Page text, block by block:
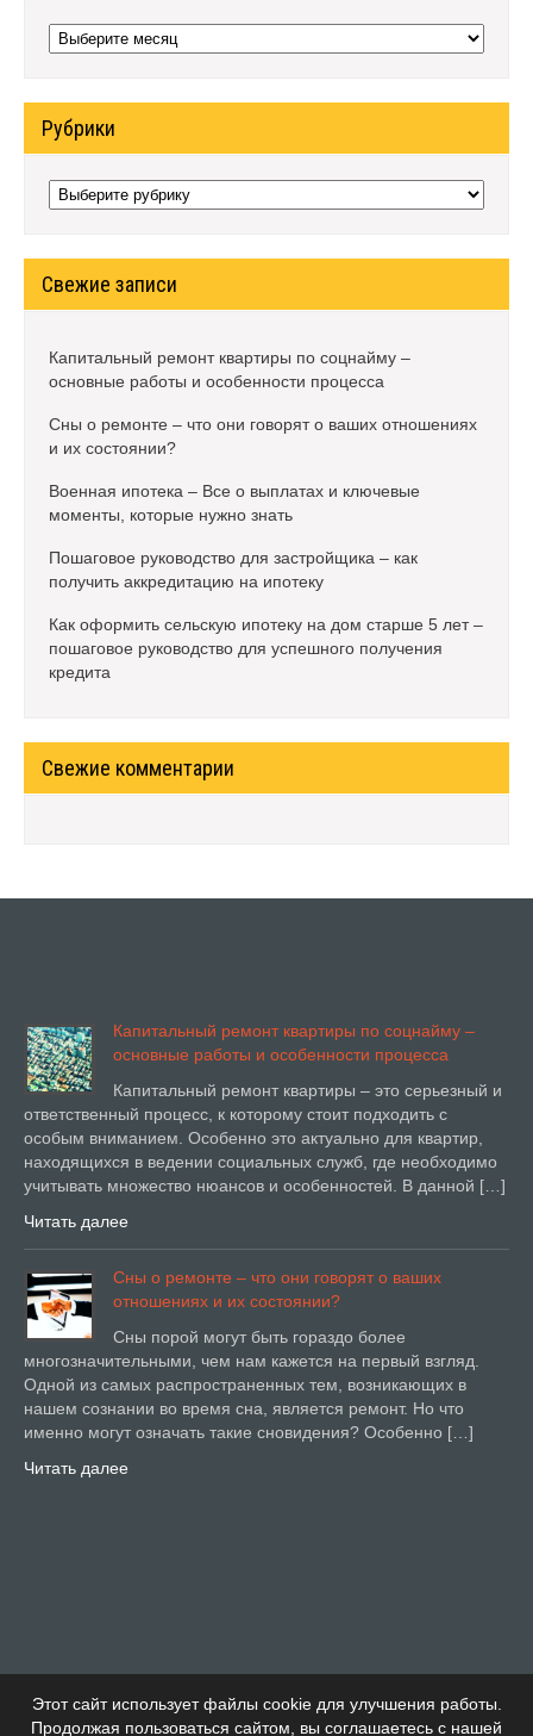
Архивы
Рубрики
Рубрики
Свежие записи
Капитальный ремонт квартиры по соцнайму –
основные работы и особенности процесса
Сны о ремонте – что они говорят о ваших отношениях
и их состоянии?
Военная ипотека – Все о выплатах и ключевые
моменты, которые нужно знать
Пошаговое руководство для застройщика – как
получить аккредитацию на ипотеку
Как оформить сельскую ипотеку на дом старше 5 лет –
пошаговое руководство для успешного получения
кредита
Свежие комментарии
Этот сайт использует файлы cookie для улучшения работы.
Продолжая пользоваться сайтом, вы соглашаетесь с нашей
Капитальный ремонт квартиры по соцнайму –
основные работы и особенности процесса
Капитальный ремонт квартиры – это серьезный и
ответственный процесс, к которому стоит подходить с
особым вниманием. Особенно это актуально для квартир,
находящихся в ведении социальных служб, где необходимо
учитывать множество нюансов и особенностей. В данной […]
Читать далее
Сны о ремонте – что они говорят о ваших
отношениях и их состоянии?
Сны порой могут быть гораздо более
многозначительными, чем нам кажется на первый взгляд.
Одной из самых распространенных тем, возникающих в
нашем сознании во время сна, является ремонт. Но что
именно могут означать такие сновидения? Особенно […]
Читать далее